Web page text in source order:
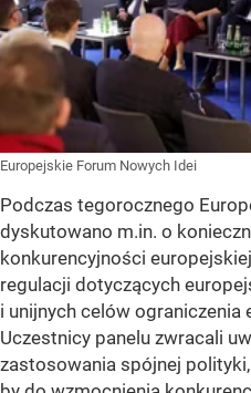
Europejskie Forum Nowych Idei
Podczas tegorocznego
dyskutowano m.in. o
konkurencyjności
regulacji dotyczących
i unijnych celów ograniczenia
Uczestnicy panelu zwracali
zastosowania spójnej polityki,